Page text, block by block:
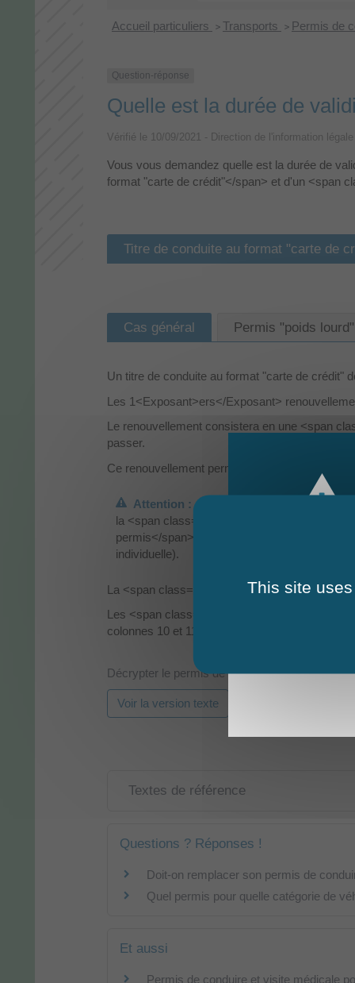
Accueil particuliers > Transports > Permis de
Question-réponse
Quelle est la durée de
Vérifié le 10/09/2021 - Direction de l'information
Vous vous demandez quelle est la durée de
format "carte de crédit"</span> et d'un <span
Titre de conduite au format "carte de
Cas général Permis "poids lourd"
Un titre de conduite au format "carte de crédit"
Les 1<Exposant>ers</Exposant>
Le renouvellement consistera en une <span
passer.
Ce renouvellement permettra d'actualiser votre
Attention :
la <span class="miseenevidence">validité
permis</span>. Ainsi même si votre titre est
individuelle).
La <span class="miseenevidence">date de fin
Les <span class="miseenevidence">dates
colonnes 10 et 11</span>.
Décrypter le permis de conduire
Voir la version texte
Textes de référence
Questions ? Réponses !
Doit-on remplacer son permis de
Quel permis pour quelle catégorie de
Et aussi
Permis de conduire et visite médicale
This site